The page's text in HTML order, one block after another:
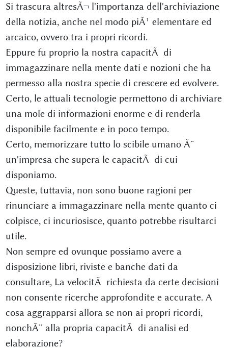
Si trascura altresÃ¬ l'importanza dell'archiviazione
della notizia, anche nel modo piÃ¹ elementare ed
arcaico, ovvero tra i propri ricordi.
Eppure fu proprio la nostra capacitÃ di
immagazzinare nella mente dati e nozioni che ha
permesso alla nostra specie di crescere ed evolvere.
Certo, le attuali tecnologie permettono di archiviare
una mole di informazioni enorme e di renderla
disponibile facilmente e in poco tempo.
Certo, memorizzare tutto lo scibile umano Ã¨
un'impresa che supera le capacitÃ di cui
disponiamo.
Queste, tuttavia, non sono buone ragioni per
rinunciare a immagazzinare nella mente quanto ci
colpisce, ci incuriosisce, quanto potrebbe risultarci
utile.
Non sempre ed ovunque possiamo avere a
disposizione libri, riviste e banche dati da
consultare, La velocitÃ richiesta da certe decisioni
non consente ricerche approfondite e accurate. A
cosa aggrapparsi allora se non ai propri ricordi,
nonchÃ¨ alla propria capacitÃ di analisi ed
elaborazione?